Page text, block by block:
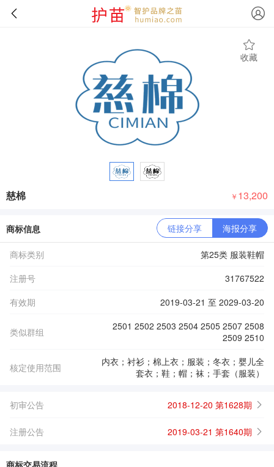
收藏
慈棉 ￥ 13,200
商标信息 链接分享 海报分享
商标类别
第25类 服装鞋帽
注册号
31767522
有效期
2019-03-21 至 2029-03-20
类似群组
2501 2502 2503 2504 2505 2507 2508
2509 2510
核定使用范围
内衣；衬衫；棉上衣；服装；冬衣；婴儿全
套衣；鞋；帽；袜；手套（服装）
初审公告 2018-12-20 第1628期
注册公告 2019-03-21 第1640期
商标交易流程